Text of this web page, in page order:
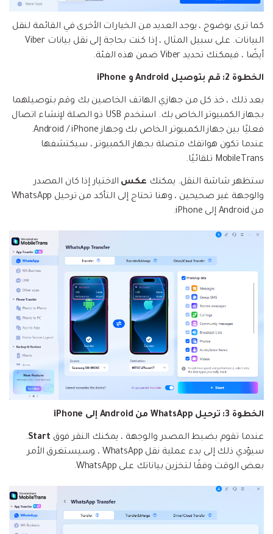
كما ترى بوضوح ، يوجد العديد من الخيارات الأخرى في القائمة لنقل
البيانات. على سبيل المثال ، إذا كنت بحاجة إلى نقل بيانات Viber
أيضًا ، فيمكنك تحديد Viber ضمن هذه الفئة.
الخطوة 2: قم بتوصيل Android و iPhone
بعد ذلك ، خذ كل من جهازي الهاتف الخاصين بك وقم بتوصيلهما
بجهاز الكمبيوتر الخاص بك. استخدم USB ذو الصلة لإنشاء اتصال
فعليًا بين جهاز الكمبيوتر الخاص بك وجهاز Android / iPhone.
عندما تكون هواتفك متصلة بجهاز الكمبيوتر ، سيكتشفها
MobileTrans تلقائيًا.
ستظهر شاشة النقل. يمكنك عكس الاختيار إذا كان المصدر
والوجهة غير صحيحين ، وهنا تحتاج إلى التأكد من ترحيل WhatsApp
من Android إلى iPhone.
الخطوة 3: ترحيل WhatsApp من Android إلى iPhone
عندما تقوم بضبط المصدر والوجهة ، يمكنك النقر فوق Start
.
سيؤدي ذلك إلى بدء عملية نقل WhatsApp ، وسيستغرق الأمر
بعض الوقت وفقًا لتخزين بياناتك على WhatsApp.